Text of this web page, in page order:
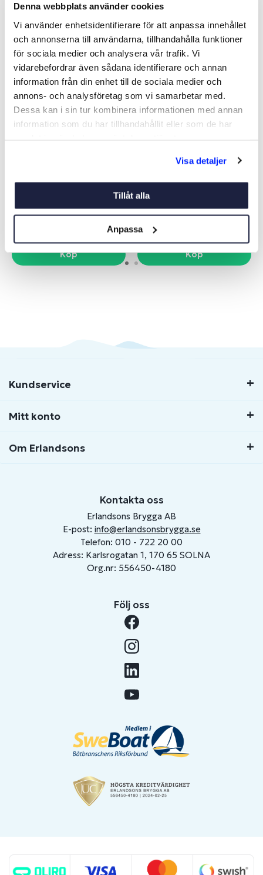
Denna webbplats använder cookies
Vi använder enhetsidentifierare för att anpassa innehållet
och annonserna till användarna, tillhandahålla funktioner
för sociala medier och analysera vår trafik. Vi
vidarebefordrar även sådana identifierare och annan
information från din enhet till de sociala medier och
annons- och analysföretag som vi samarbetar med.
Dessa kan i sin tur kombinera informationen med annan
information som du har tillhandahållit eller som de har
Visa detaljer
Tillåt alla
Anpassa
Liknande produkter
Art nr: 01492
Köp
SEGELBÅTSPEKE 650 MED
Art nr: 01494
3 195 kr
Köp
Kundservice
Mitt konto
Om Erlandsons
Kontakta oss
Erlandsons Brygga AB
E-post: info@erlandsonsbrygga.se
Telefon: 010 - 722 20 00
Adress: Karlsrogatan 1, 170 65 SOLNA
Org.nr: 556450-4180
Följ oss